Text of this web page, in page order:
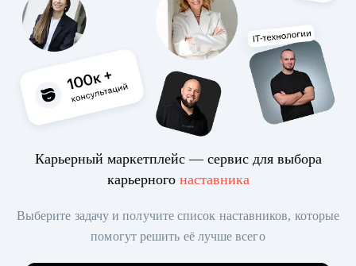
Карьерный маркетплейс — сервис для выбора
карьерного наставника
Выберите задачу и получите список наставников, которые
помогут решить её лучше всего